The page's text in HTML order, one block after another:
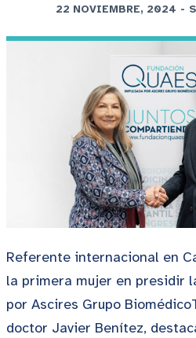
22 NOVIEMBRE, 2024 -
Referente internacional en
la primera mujer en presidir
por Ascires Grupo
doctor Javier Benítez,